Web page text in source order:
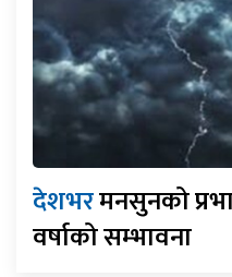
देशभरमनसुनको
वर्षाको सम्भावना